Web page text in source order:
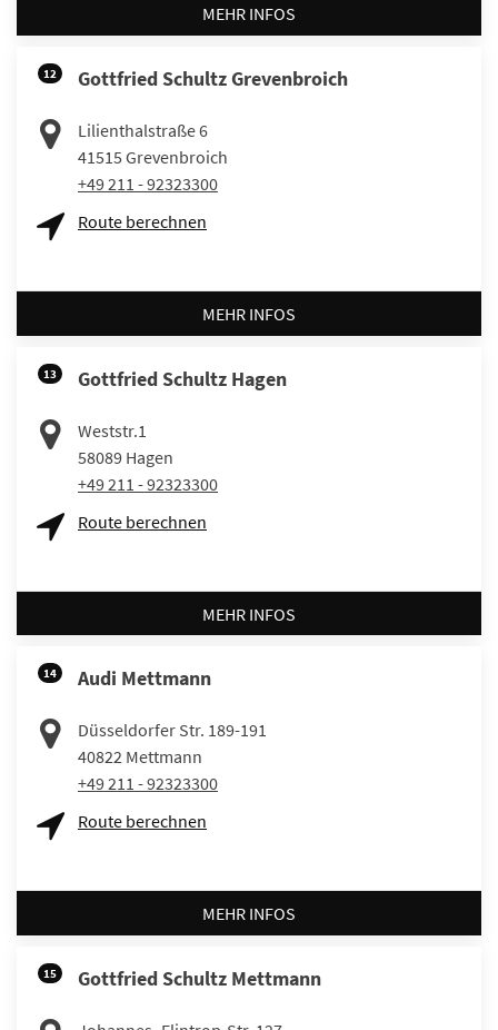
MEHR INFOS
12 Gottfried Schultz Grevenbroich
Lilienthalstraße 6
41515 Grevenbroich
+49 211 - 92323300
Route berechnen
MEHR INFOS
13 Gottfried Schultz Hagen
Weststr.1
58089 Hagen
+49 211 - 92323300
Route berechnen
MEHR INFOS
14 Audi Mettmann
Düsseldorfer Str. 189-191
40822 Mettmann
+49 211 - 92323300
Route berechnen
MEHR INFOS
15 Gottfried Schultz Mettmann